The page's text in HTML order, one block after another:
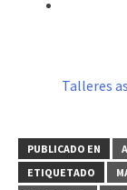
Talleres
PUBLICADO EN
ETIQUETADO